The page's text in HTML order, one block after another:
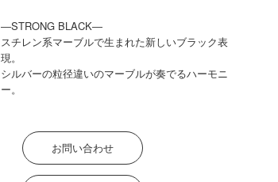
―STRONG BLACK―
スチレン系マーブルで生まれた新しいブラック表
現。
シルバーの粒径違いのマーブルが奏でるハーモニ
ー。
お問い合わせ